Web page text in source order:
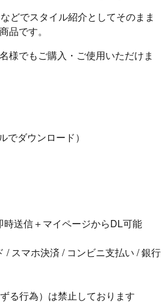
どでスタイル紹介としてそのまま
品です。
様でもご購入・ご使用いただけま
でダウンロード）
時送信＋マイページからDL可能
/ スマホ決済 / コンビニ支払い / 銀行
る行為）は禁止しております